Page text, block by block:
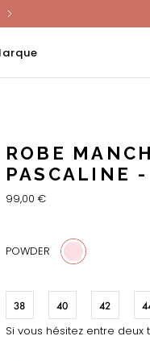
ROBE
PASCALINE -
99,00 €
POWDER
38 40 42
Si vous hésitez entre deux